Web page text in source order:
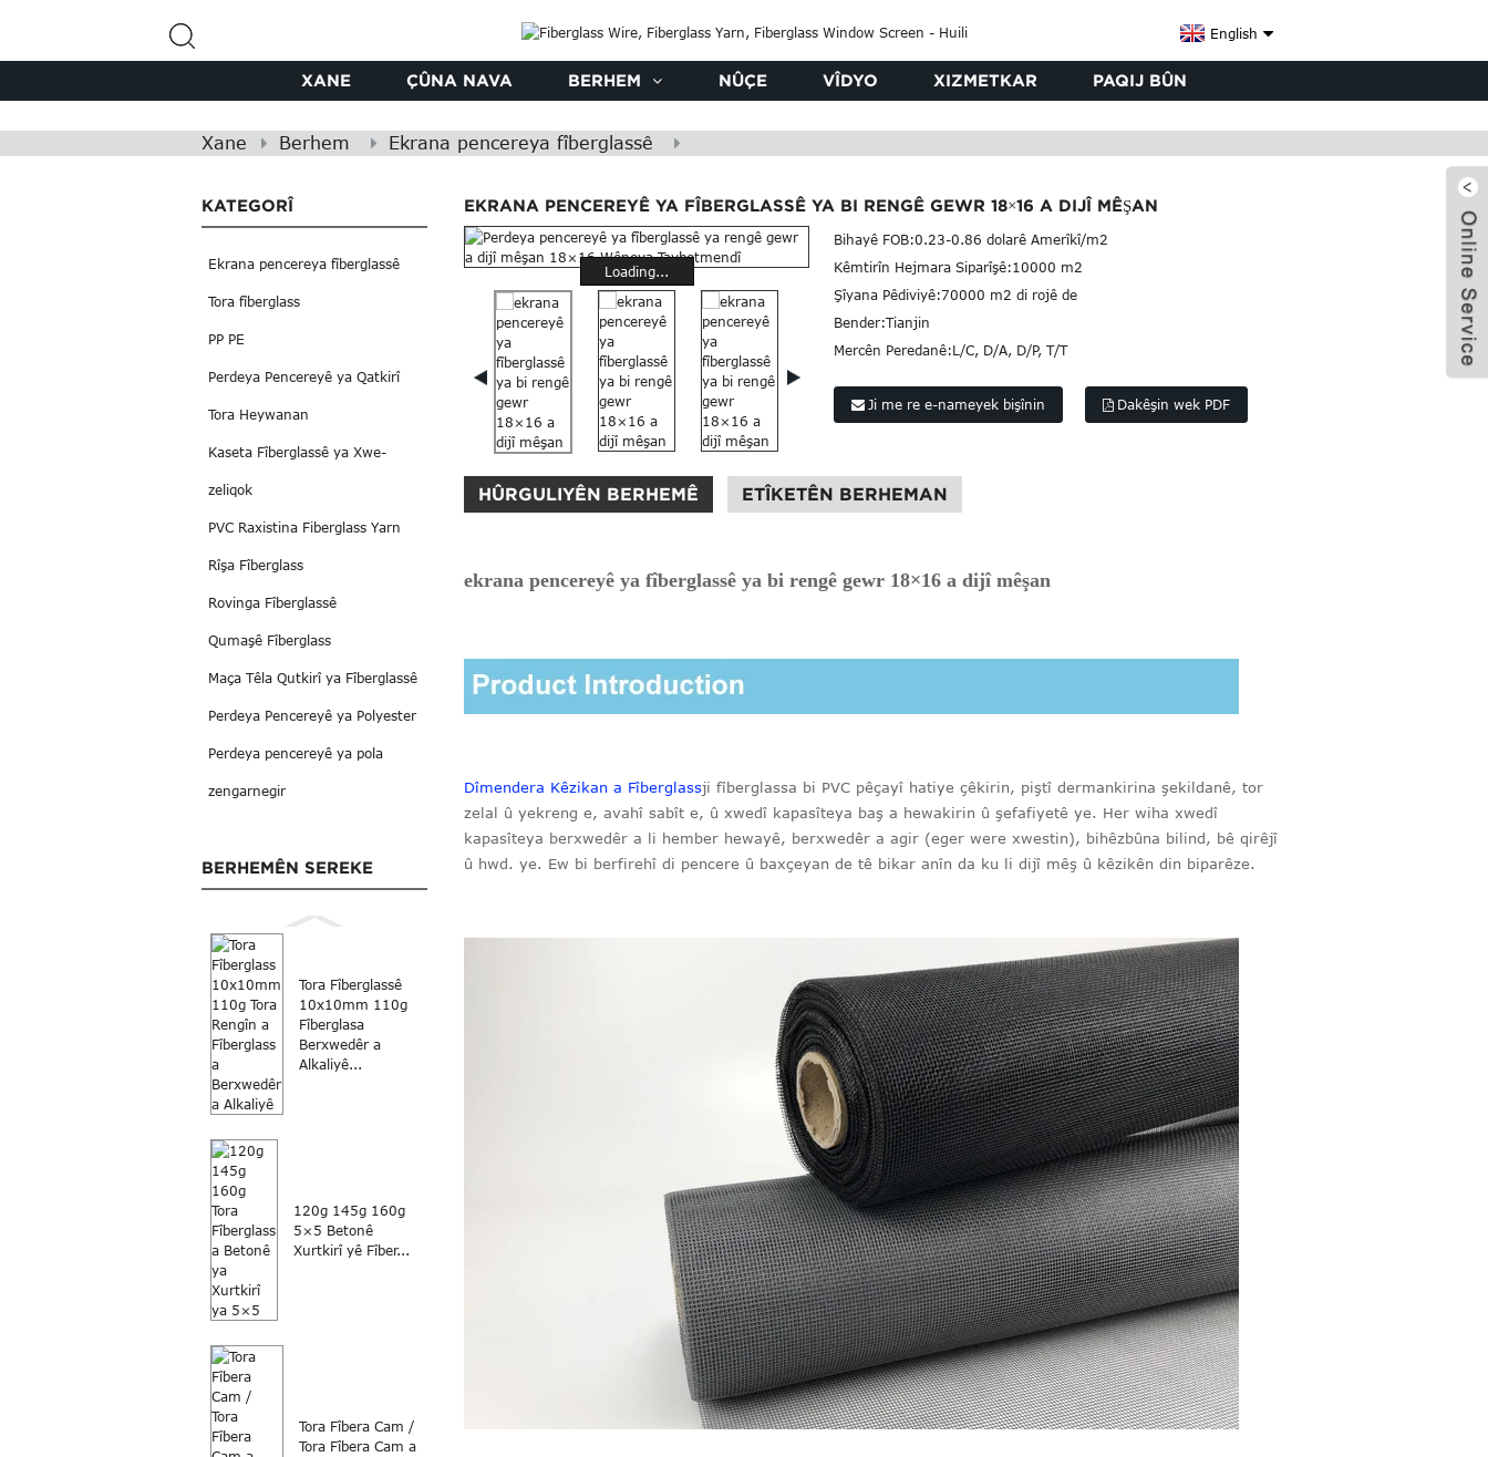
English
XANE ÇÛNA NAVA BERHEM NÛÇE VÎDYO XIZMETKAR PAQIJ BÛN
Xane Berhem Ekrana pencereya fîberglassê
KATEGORÎ
Ekrana pencereya fîberglassê
Tora fîberglass
PP PE
Perdeya Pencereyê ya Qatkirî
Tora Heywanan
Kaseta Fîberglassê ya Xwe-
zeliqok
PVC Raxistina Fiberglass Yarn
Rîşa Fîberglass
Rovinga Fîberglassê
Qumaşê Fîberglass
Maça Têla Qutkirî ya Fîberglassê
Perdeya Pencereyê ya Polyester
Perdeya pencereyê ya pola
zengarnegir
BERHEMÊN SEREKE
Tora Fîberglassê
10x10mm 110g
Fîberglasa
Berxwedêr a
Alkaliyê...
120g 145g 160g
5×5 Betonê
Xurtkirî yê Fîber...
Tora Fîbera Cam /
Tora Fîbera Cam a
EKRANA PENCEREYÊ YA FÎBERGLASSÊ YA BI RENGÊ GEWR 18×16 A DIJÎ MÊŞAN
Loading...
Bihayê FOB:0.23-0.86 dolarê Amerîkî/m2
Kêmtirîn Hejmara Siparîşê:10000 m2
Şîyana Pêdiviyê:70000 m2 di rojê de
Bender:Tianjin
Mercên Peredanê:L/C, D/A, D/P, T/T
Ji me re e-nameyek bişînin Dakêşin wek PDF
HÛRGULIYÊN BERHEMÊ ETÎKETÊN BERHEMAN
ekrana pencereyê ya fîberglassê ya bi rengê gewr 18×16 a dijî mêşan
Dîmendera Kêzikan a Fîberglassji fîberglassa bi PVC pêçayî hatiye çêkirin, piştî dermankirina şekildanê, tor
zelal û yekreng e, avahî sabît e, û xwedî kapasîteya baş a hewakirin û şefafiyetê ye. Her wiha xwedî
kapasîteya berxwedêr a li hember hewayê, berxwedêr a agir (eger were xwestin), bihêzbûna bilind, bê qirêjî
û hwd. ye. Ew bi berfirehî di pencere û baxçeyan de tê bikar anîn da ku li dijî mêş û kêzikên din biparêze.